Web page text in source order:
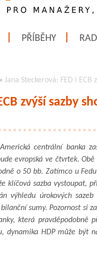
PŘÍBĚHY
» Jana Steckerová: FED i
zvýší sazby
centrální banka
evropská ve čtvrtek. Obě
o 50 bb. Zatímco u
klíčová sazba vystoupat,
výhledu úrokových sazeb
sumy. Pozornost si
která pravděpodobně
dynamika HDP může být